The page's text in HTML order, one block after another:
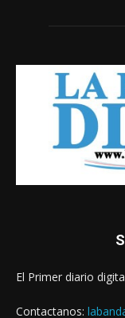
El Primer diario
Contactanos: